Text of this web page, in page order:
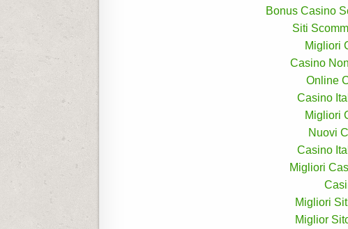
Bonus Casino
Siti
Migliori
Casino
Online
Casino
Migliori
Nuovi
Casino
Migliori
Migliori
Miglior